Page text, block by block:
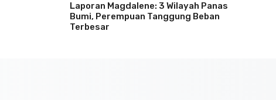
Laporan Magdalene: 3 Wilayah Panas
Bumi, Perempuan Tanggung Beban
Terbesar